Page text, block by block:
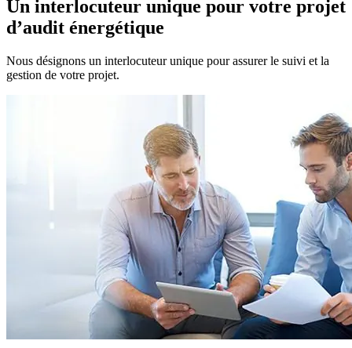
Un interlocuteur unique pour votre projet
d’audit énergétique
Nous désignons un interlocuteur unique pour assurer le suivi et la
gestion de votre projet.